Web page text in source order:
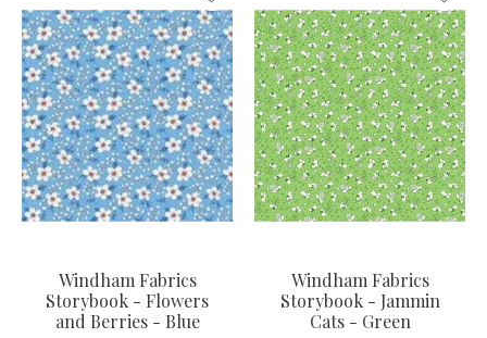
Windham Fabrics
Storybook - Flowers
and Berries - Blue
Windham Fabrics
Storybook - Jammin
Cats - Green